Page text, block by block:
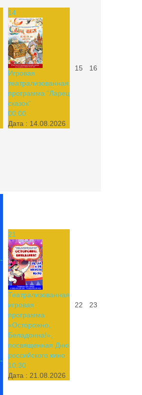
14
Игровая
театрализованная
программа "Ларец
сказок"
00:00
Дата : 14.08.2026
15 16
21
Театрализованная
игровая
программа
«Осторожно,
Беладонна!»,
посвященная Дню
российского кино
10:30
Дата : 21.08.2026
22 23